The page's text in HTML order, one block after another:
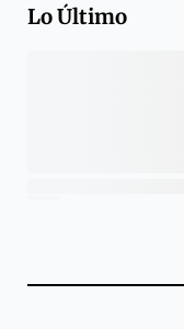
Lo Último